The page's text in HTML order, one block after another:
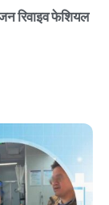
रिवाइव फेशियल